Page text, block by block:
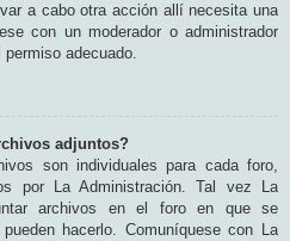
a cabo otra acción allí necesita una
con un moderador o administrador
adecuado.
adjuntos?
son individuales para cada foro,
por La Administración. Tal vez La
archivos en el foro en que se
hacerlo. Comuníquese con La